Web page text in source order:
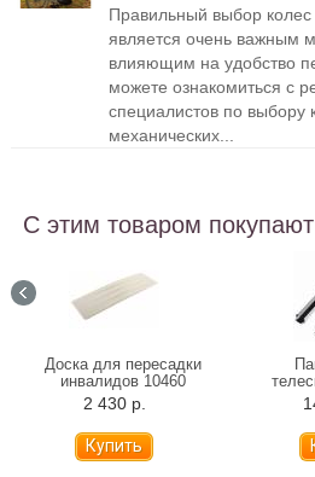
Правильный выбор
является очень важным
влияющим на удобство
можете ознакомиться с
специалистов по выбору
механических...
С этим товаром покупают
Доска для пересадки
инвалидов 10460
2 430 р.